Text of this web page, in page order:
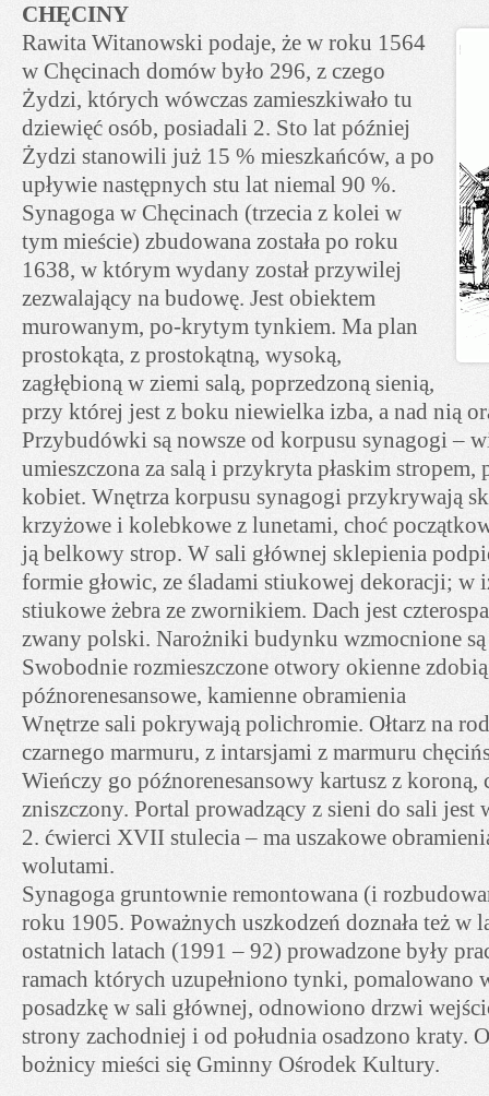
CHĘCINY
Rawita Witanowski podaje, że w roku 1564
w Chęcinach domów było 296, z czego
Żydzi, których wówczas zamieszkiwało tu
dziewięć osób, posiadali 2. Sto lat później
Żydzi stanowili już 15 % mieszkańców, a po
upływie następnych stu lat niemal 90 %.
Synagoga w Chęcinach (trzecia z kolei w
tym mieście) zbudowana została po roku
1638, w którym wydany został przywilej
zezwalający na budowę. Jest obiektem
murowanym, po-krytym tynkiem. Ma plan
prostokąta, z prostokątną, wysoką,
zagłębioną w ziemi salą, poprzedzoną sienią,
przy której jest z boku niewielka izba, a nad nią
Przybudówki są nowsze od korpusu synagogi –
umieszczona za salą i przykryta płaskim stropem,
kobiet. Wnętrza korpusu synagogi przykrywają
krzyżowe i kolebkowe z lunetami, choć
ją belkowy strop. W sali głównej sklepienia
formie głowic, ze śladami stiukowej dekoracji; w
stiukowe żebra ze zwornikiem. Dach jest
zwany polski. Narożniki budynku wzmocnione są
Swobodnie rozmieszczone otwory okienne
późnorenesansowe, kamienne obramienia
Wnętrze sali pokrywają polichromie. Ołtarz na
czarnego marmuru, z intarsjami z marmuru
Wieńczy go późnorenesansowy kartusz z koroną,
zniszczony. Portal prowadzący z sieni do sali jest
2. ćwierci XVII stulecia – ma uszakowe
wolutami.
Synagoga gruntownie remontowana (i
roku 1905. Poważnych uszkodzeń doznała też w
ostatnich latach (1991 – 92) prowadzone były
ramach których uzupełniono tynki, pomalowano
posadzkę w sali głównej, odnowiono drzwi
strony zachodniej i od południa osadzono kraty.
bożnicy mieści się Gminny Ośrodek Kultury.